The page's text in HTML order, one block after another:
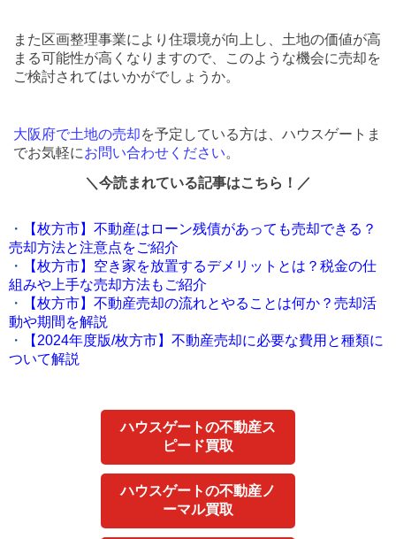
また区画整理事業により住環境が向上し、土地の価値が高
まる可能性が高くなりますので、このような機会に売却を
ご検討されてはいかがでしょうか。
大阪府で土地の売却を予定している方は、ハウスゲートま
でお気軽にお問い合わせください。
＼今読まれている記事はこちら！／
・
【枚方市】不動産はローン残債があっても売却できる？
売却方法と注意点をご紹介
・
【枚方市】空き家を放置するデメリットとは？税金の仕
組みや上手な売却方法もご紹介
・
【枚方市】不動産売却の流れとやることは何か？売却活
動や期間を解説
・
【2024年度版/枚方市】不動産売却に必要な費用と種類に
ついて解説
ハウスゲートの不動産ス
ピード買取
ハウスゲートの不動産ノ
ーマル買取